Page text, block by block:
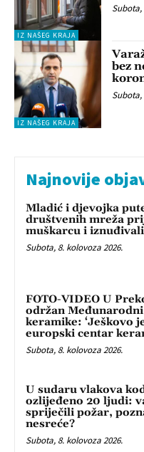
IZ NAŠEG KRAJA
Subota,
IZ NAŠEG KRAJA
bez
Subota,
Najnovije
Mladić i djevojka
društvenih mreža
muškarcu i
Subota, 8. kolovoza 2026.
FOTO-VIDEO U
održan
keramike: ‘Ješkovo
europski centar
Subota, 8. kolovoza 2026.
U sudaru vlakova
ozlijeđeno 20 ljudi:
spriječili požar,
nesreće?
Subota, 8. kolovoza 2026.